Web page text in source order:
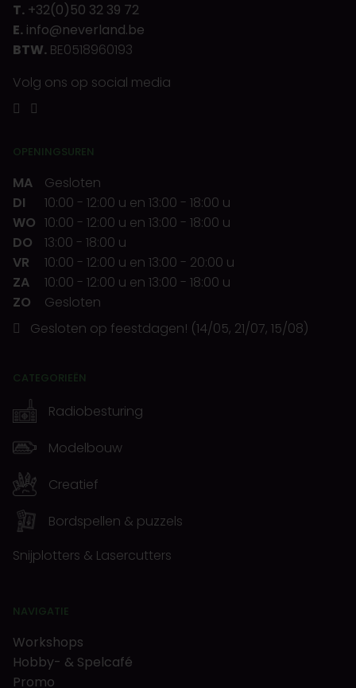
T. +32(0)50 32 39 72
E. info@neverland.be
BTW. BE0518960193
Volg ons op social media
OPENINGSUREN
MA
Gesloten
DI
10:00 - 12:00 u en 13:00 - 18:00 u
WO 10:00 - 12:00 u en 13:00 - 18:00 u
DO
13:00 - 18:00 u
VR
10:00 - 12:00 u en 13:00 - 20:00 u
ZA
10:00 - 12:00 u en 13:00 - 18:00 u
ZO
Gesloten
Gesloten op feestdagen! (14/05, 21/07, 15/08)
CATEGORIEËN
Radiobesturing
Modelbouw
Creatief
Bordspellen & puzzels
Snijplotters & Lasercutters
NAVIGATIE
Workshops
Hobby- & Spelcafé
Promo